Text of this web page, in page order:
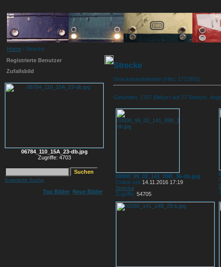
Home / Strecke
Registrierte Benutzer
Zufallsbild
06784_110_15A_23-db.jpg
Zugriffe: 4703
Erweiterte Suche
Top Bilder Neue Bilder
Strecke
Streckenaufnahmen (Hits: 1772851)
Gefunden: 1707 Bild(er) auf 27 Seite(n).
00000_99_02_141_09B_36-db.jpg
Online seit 14.11.2016 17:19
Strecke
Zugriffe: 54705